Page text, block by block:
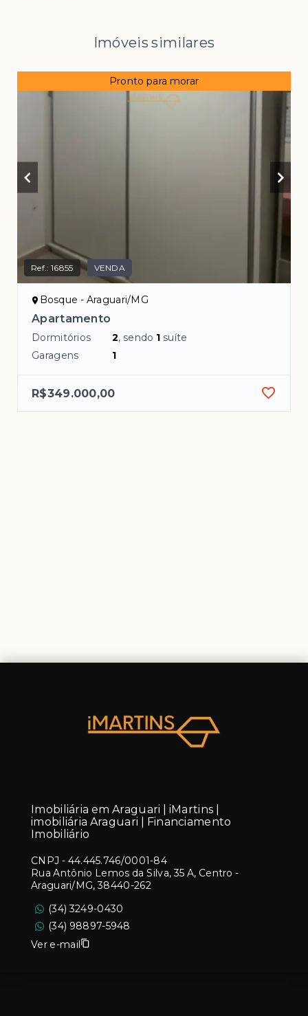
Imóveis similares
Pronto para morar
Ref.:16855 VENDA
Bosque - Araguari/MG
Apartamento
Dormitórios 2, sendo 1 suíte
Garagens
1
R$349.000,00
Imobiliária em Araguari | iMartins |
imobiliária Araguari | Financiamento
Imobiliário
CNPJ - 44.445.746/0001-84
Rua Antônio Lemos da Silva, 35 A, Centro -
Araguari/MG, 38440-262
(34) 3249-0430
(34) 98897-5948
Ver e-mail